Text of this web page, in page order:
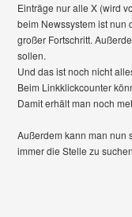
Einträge nur alle X (wird
beim Newssystem ist nun
großer Fortschritt.
sollen.
Und das ist noch nicht
Beim Linkklickcounter
Damit erhält man noch
Außerdem kann man nun
immer die Stelle zu